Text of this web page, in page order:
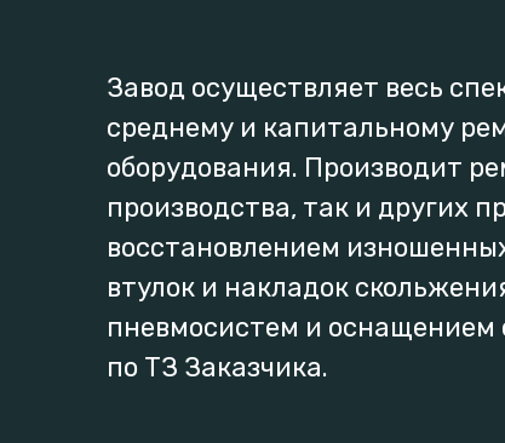
Завод осуществляет весь
среднему и капитальному
оборудования. Производит
производства, так и других
восстановлением
втулок и накладок
пневмосистем и
по ТЗ Заказчика.